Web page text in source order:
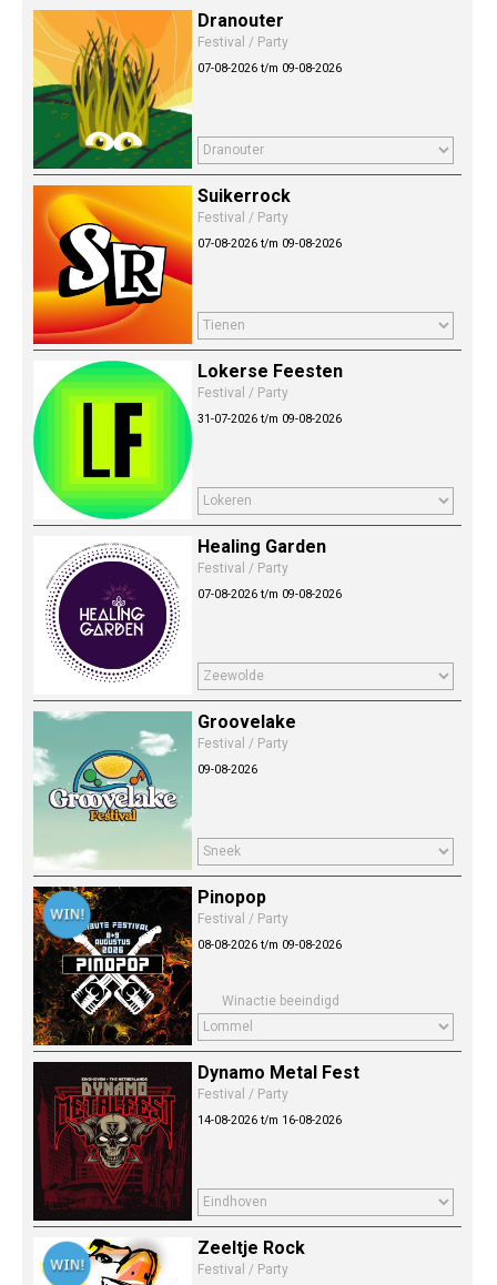
Dranouter
Festival / Party
07-08-2026 t/m 09-08-2026
Suikerrock
Festival / Party
07-08-2026 t/m 09-08-2026
Lokerse Feesten
Festival / Party
31-07-2026 t/m 09-08-2026
Healing Garden
Festival / Party
07-08-2026 t/m 09-08-2026
Groovelake
Festival / Party
09-08-2026
Pinopop
Festival / Party
08-08-2026 t/m 09-08-2026
Winactie beeindigd
Dynamo Metal Fest
Festival / Party
14-08-2026 t/m 16-08-2026
Zeeltje Rock
Festival / Party